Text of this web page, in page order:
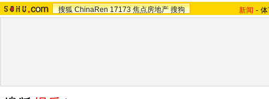
搜狐 ChinaRen 17173 焦点房地产 搜狗 新闻 -